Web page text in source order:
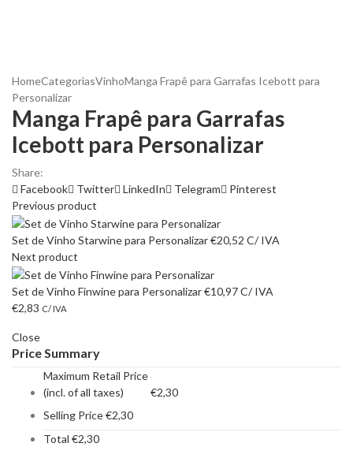
HomeCategoriasVinhoManga Frapê para Garrafas Icebott para
Personalizar
Manga Frapê para Garrafas
Icebott para Personalizar
Share:
Facebook
Twitter LinkedIn Telegram
Pinterest
Previous product
Set de Vinho Starwine para Personalizar€20,52 C/ IVA
Next product
Set de Vinho Finwine para Personalizar€10,97C/ IVA
€2,83 C/ IVA
Close
Price Summary
Maximum Retail Price
(incl. of all taxes)
€2,30
Selling Price€2,30
Total €2,30